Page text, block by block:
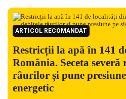
ARTICOL RECOMANDAT
Restricții la apă în 141
România. Seceta severă
râurilor și pune
energetic